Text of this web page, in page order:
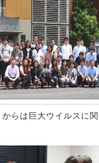
らは巨大ウイルスに